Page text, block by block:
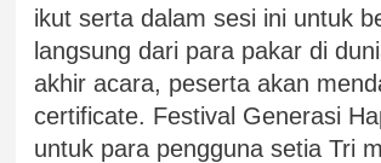
ikut serta dalam sesi ini untuk
langsung dari para pakar di
akhir acara, peserta akan
certificate. Festival Generasi
untuk para pengguna setia Tri